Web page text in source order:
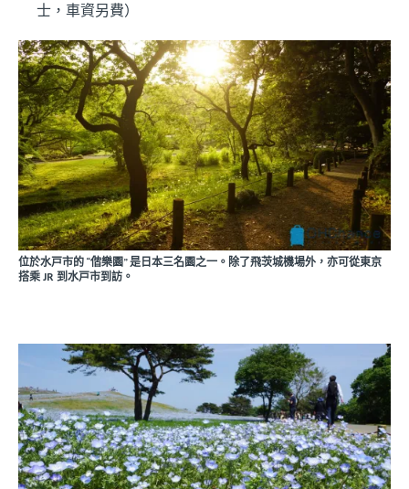
士，車資另費）
位於水戸市的 “偕樂園” 是日本三名園之一。除了飛茨城機場外，亦可從東京
搭乘 JR 到水戸市到訪。